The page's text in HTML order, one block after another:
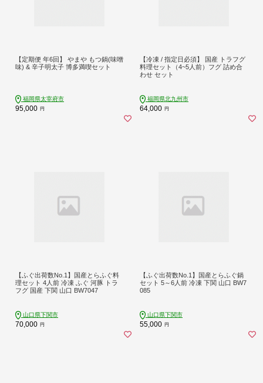
【定期便 年6回】 やまや もつ鍋(味噌
味) & 辛子明太子 博多満喫セット
福岡県太宰府市
95,000 円
【冷凍 / 指定日必須】 国産 トラフグ
料理セット（4~5人前）フグ 詰め合
わせ セット
福岡県北九州市
64,000 円
【ふぐ出荷数No.1】国産とらふぐ料
理セット 4人前 冷凍 ふぐ 河豚 トラ
フグ 国産 下関 山口 BW7047
山口県下関市
70,000 円
【ふぐ出荷数No.1】国産とらふぐ鍋
セット 5～6人前 冷凍 下関 山口 BW7
085
山口県下関市
55,000 円